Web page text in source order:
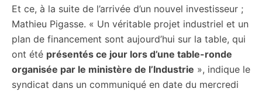
Et ce, à la suite de l’arrivée d’un nouvel investisseur ;
Mathieu Pigasse. « Un véritable projet industriel et un
plan de financement sont aujourd’hui sur la table, qui
ont été présentés ce jour lors d’une table-ronde
organisée par le ministère de l’Industrie », indique le
syndicat dans un communiqué en date du mercredi